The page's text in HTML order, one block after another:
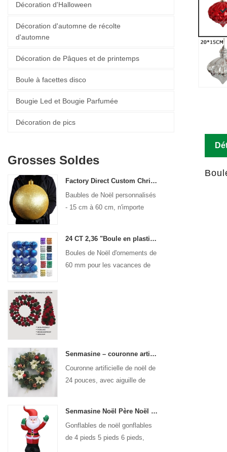
Décoration d'Halloween
Décoration d'automne de récolte
d'automne
Décoration de Pâques et de printemps
Boule à facettes disco
Bougie Led et Bougie Parfumée
Décoration de pics
Grosses Soldes
Factory Direct Custom Christmas Ball Big Ornaments grandes boules de 15 cm - 60 cm Boules de logo
Baubles de Noël personnalisés
- 15 cm à 60 cm, n'importe
24 CT 2,36 "Boule en plastique de Noël pour suspendre décorations d'ornement
Boules de Noël d'ornements de
60 mm pour les vacances de
Senmasine – couronne artificielle de noël de 24 pouces, avec aiguille de pin, pomme de pin, poinsettia, boule rouge, branche de baies dorées
Couronne artificielle de noël de
24 pouces, avec aiguille de
Senmasine Noël Père Noël Gonflable Blow Up Noël Gonflables Décoration Vacances Hiver Intérieur Extérieur
Gonflables de noël gonflables
de 4 pieds 5 pieds 6 pieds,